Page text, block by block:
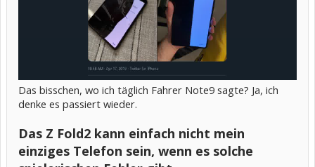
Das bisschen, wo ich täglich Fahrer Note9 sagte? Ja, ich
denke es passiert wieder.
Das Z Fold2 kann einfach nicht mein
einziges Telefon sein, wenn es solche